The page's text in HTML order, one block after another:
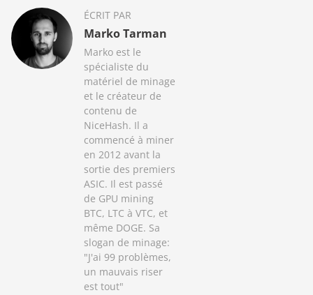
ÉCRIT PAR
Marko Tarman
Marko est le
spécialiste du
matériel de minage
et le créateur de
contenu de
NiceHash. Il a
commencé à miner
en 2012 avant la
sortie des premiers
ASIC. Il est passé
de GPU mining
BTC, LTC à VTC, et
même DOGE. Sa
slogan de minage:
"J'ai 99 problèmes,
un mauvais riser
est tout"